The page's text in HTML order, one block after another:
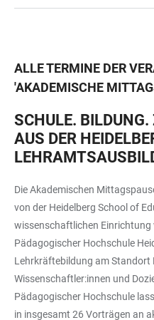
ALLE TERMINE DER
'AKADEMISCHE
SCHULE.
AUS DER
Die Akademischen
von der Heidelberg School of
wissenschaftlichen Einrichtung
Pädagogischer Hochschule
Lehrkräftebildung am Standort
Wissenschaftler:innen und
Pädagogischer Hochschule
in insgesamt 26 Vorträgen an